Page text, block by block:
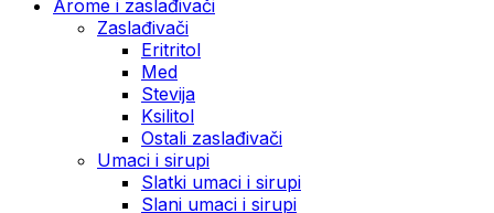
Arome i zaslađivači
Zaslađivači
Eritritol
Med
Stevija
Ksilitol
Ostali zaslađivači
Umaci i sirupi
Slatki umaci i sirupi
Slani umaci i sirupi